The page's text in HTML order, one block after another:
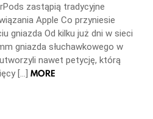
zastąpią tradycyjne
Apple Co przyniesie
gniazda Od kilku już dni w sieci
gniazda słuchawkowego w
nawet petycję, którą
[…] MORE